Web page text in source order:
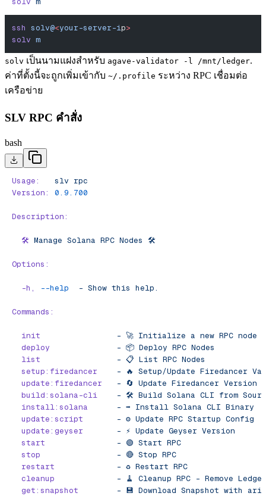
ssh solv@<your-server-ip>
solv m
solv เป็นนามแฝงสําหรับ agave-validator -l /mnt/ledger.
ค่าที่ตั้งนี้จะถูกเพิ่มเข้ากับ ~/.profile ระหว่าง RPC เชื่อมต่อ
เครือข่าย
SLV RPC คําสั่ง
bash
Usage:
   slv
rpc
Version:
0.9.700
Description:
  🛠️
Manage Solana RPC Nodes 🛠️
Options:
  -h,
--help
  -
Show this help.
Commands:
  init
                -
🚀 Initialize a new RPC node
  deploy
              -
📦 Deploy RPC Nodes
  list
                -
📋 List RPC Nodes
  setup:firedancer
    -
🔥 Setup/Update Firedancer
  update:firedancer
   -
🔄 Update Firedancer Version
  build:solana-cli
    -
🛠️ Build Solana CLI from
  install:solana
      -
➡️ Install Solana CLI Binary
  update:script
       -
⚙️ Update RPC Startup Config
  update:geyser
       -
⚡️ Update Geyser Version
  start
               -
🟢 Start RPC
  stop
                -
🔴 Stop RPC
  restart
             -
♻️ Restart RPC
  cleanup
             -
🧹 Cleanup RPC - Remove
  get:snapshot
        -
💾 Download Snapshot with